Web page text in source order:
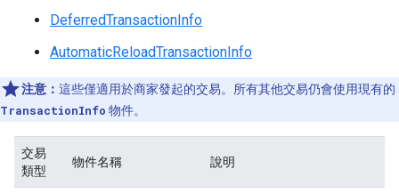
DeferredTransactionInfo
AutomaticReloadTransactionInfo
注意： 這些僅適用於商家發起的交易。所有其他交易仍會使用現有的
TransactionInfo 物件。
交易
類型
物件名稱 說明